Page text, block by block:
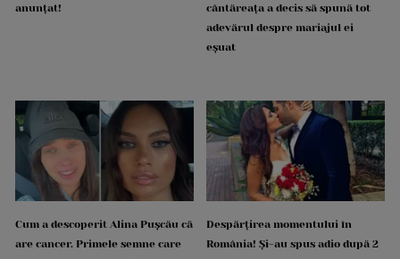
anunțat!
cântăreața a decis să spună tot
adevărul despre mariajul ei
eșuat
Cum a descoperit Alina Pușcău că
are cancer. Primele semne care
Despărțirea momentului în
România! Și-au spus adio după 2